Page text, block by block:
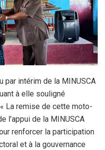
par intérim de la MINUSCA
à elle souligné
La remise de cette moto-
l’appui de la MINUSCA
renforcer la participation
et à la gouvernance